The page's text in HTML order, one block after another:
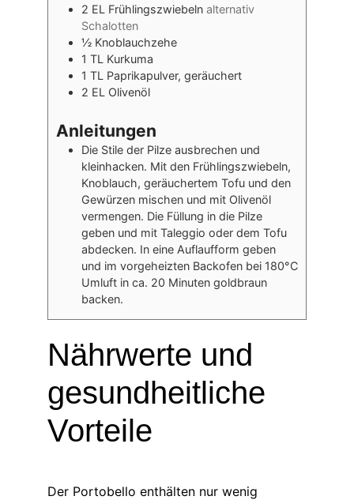
2 EL Frühlingszwiebeln alternativ
Schalotten
½ Knoblauchzehe
1 TL Kurkuma
1 TL Paprikapulver, geräuchert
2 EL Olivenöl
Anleitungen
Die Stile der Pilze ausbrechen und
kleinhacken. Mit den Frühlingszwiebeln,
Knoblauch, geräuchertem Tofu und den
Gewürzen mischen und mit Olivenöl
vermengen. Die Füllung in die Pilze
geben und mit Taleggio oder dem Tofu
abdecken. In eine Auflaufform geben
und im vorgeheizten Backofen bei 180°C
Umluft in ca. 20 Minuten goldbraun
backen.
Nährwerte und
gesundheitliche
Vorteile
Der Portobello enthälten nur wenig